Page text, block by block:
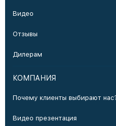
Видео
Отзывы
Дилерам
КОМПАНИЯ
Почему клиенты выбирают
Видео презентация